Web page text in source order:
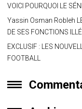
VOICI POURQUOI LE
Yassin Osman Robleh
DE SES FONCTIONS
EXCLUSIF : LES
FOOTBALL